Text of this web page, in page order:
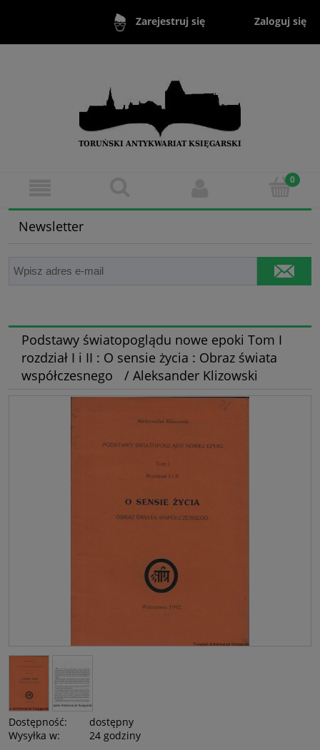
Zarejestruj się Zaloguj się
Newsletter
Podstawy światopoglądu nowe epoki Tom I
rozdział I i II : O sensie życia : Obraz świata
współczesnego / Aleksander Klizowski
Dostępność:
dostępny
Wysyłka w:
24 godziny